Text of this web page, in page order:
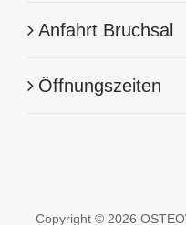
Anfahrt Bruchsal
Öffnungszeiten
Copyright © 2026